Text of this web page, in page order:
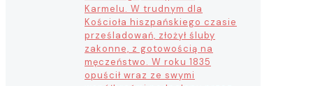
Karmelu. W trudnym dla
Kościoła hiszpańskiego czasie
prześladowań, złożył śluby
zakonne, z gotowością na
męczeństwo. W roku 1835
opuścił wraz ze swymi